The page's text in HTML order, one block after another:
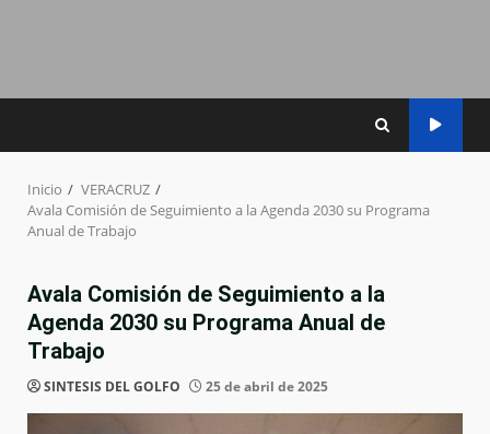
Inicio
VERACRUZ
Avala Comisión de Seguimiento a la Agenda 2030 su Programa
Anual de Trabajo
Avala Comisión de Seguimiento a la
Agenda 2030 su Programa Anual de
Trabajo
SINTESIS DEL GOLFO 25 de abril de 2025